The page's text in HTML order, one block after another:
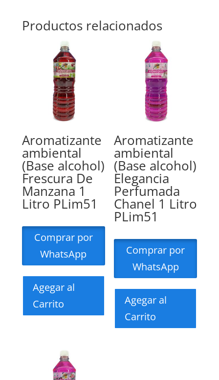
Productos relacionados
Aromatizante
ambiental
(Base alcohol)
Frescura De
Manzana 1
Litro PLim51
Comprar por
WhatsApp
Agegar al
Carrito
Aromatizante
ambiental
(Base alcohol)
Elegancia
Perfumada
Chanel 1 Litro
PLim51
Comprar por
WhatsApp
Agegar al
Carrito